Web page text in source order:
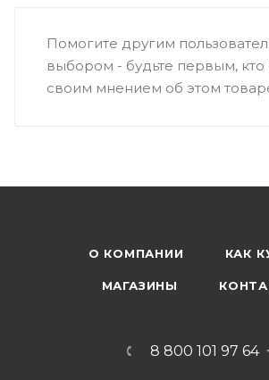
Помогите другим
выбором - будьте первым, кто
своим мнением об этом
О КОМПАНИИ КАК
МАГАЗИНЫ
8 800 101 97 64